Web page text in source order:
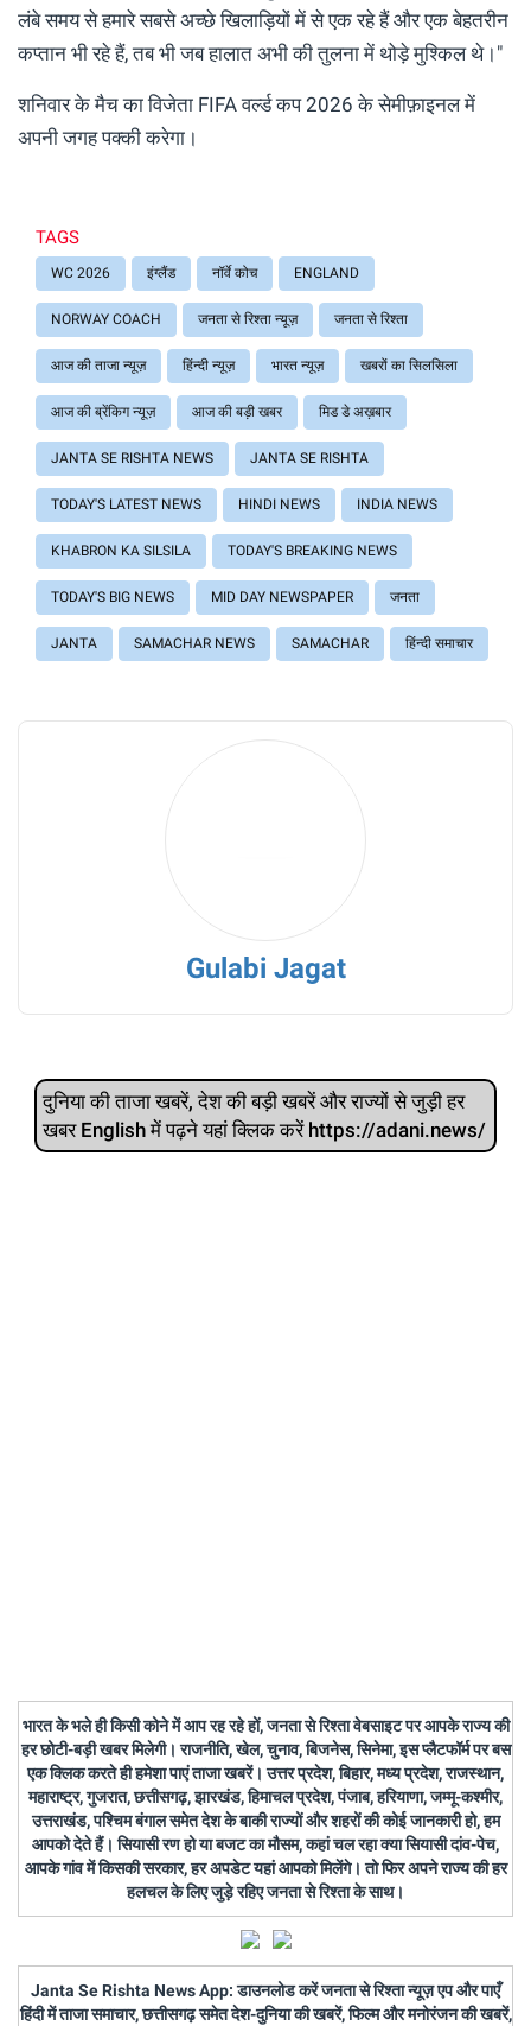
लंबे समय से हमारे सबसे अच्छे खिलाड़ियों में से एक रहे हैं और एक बेहतरीन
कप्तान भी रहे हैं, तब भी जब हालात अभी की तुलना में थोड़े मुश्किल थे।"
शनिवार के मैच का विजेता FIFA वर्ल्ड कप 2026 के सेमीफ़ाइनल में
अपनी जगह पक्की करेगा।
TAGS
WC 2026 इंग्लैंड नॉर्वे कोच ENGLAND
NORWAY COACH जनता से रिश्ता न्यूज़ जनता से रिश्ता
आज की ताजा न्यूज़ हिंन्दी न्यूज़ भारत न्यूज़ खबरों का सिलसिला
आज की ब्रेंकिग न्यूज़ आज की बड़ी खबर मिड डे अख़बार
JANTA SE RISHTA NEWS JANTA SE RISHTA
TODAY'S LATEST NEWS HINDI NEWS INDIA NEWS
KHABRON KA SILSILA TODAY'S BREAKING NEWS
TODAY'S BIG NEWS MID DAY NEWSPAPER जनता
JANTA SAMACHAR NEWS SAMACHAR हिंन्दी समाचार
Gulabi Jagat
दुनिया की ताजा खबरें, देश की बड़ी खबरें और राज्‍यों से जुड़ी हर
खबर English में पढ़ने यहां क्लिक करें https://adani.news/
भारत के भले ही किसी कोने में आप रह रहे हों, जनता से रिश्ता वेबसाइट पर आपके राज्य की
हर छोटी-बड़ी खबर मिलेगी। राजनीति, खेल, चुनाव, बिजनेस, सिनेमा, इस प्लैटफॉर्म पर बस
एक क्लिक करते ही हमेशा पाएं ताजा खबरें। उत्तर प्रदेश, बिहार, मध्य प्रदेश, राजस्थान,
महाराष्ट्र, गुजरात, छत्तीसगढ़, झारखंड, हिमाचल प्रदेश, पंजाब, हरियाणा, जम्मू-कश्मीर,
उत्तराखंड, पश्चिम बंगाल समेत देश के बाकी राज्यों और शहरों की कोई जानकारी हो, हम
आपको देते हैं। सियासी रण हो या बजट का मौसम, कहां चल रहा क्या सियासी दांव-पेच,
आपके गांव में किसकी सरकार, हर अपडेट यहां आपको मिलेंगे। तो फिर अपने राज्य की हर
हलचल के लिए जुड़े रहिए जनता से रिश्ता के साथ।
Janta Se Rishta News App: डाउनलोड करें जनता से रिश्ता न्यूज़ एप और पाएँ
हिंदी में ताजा समाचार, छत्तीसगढ़ समेत देश-दुनिया की खबरें, फिल्म और मनोरंजन की खबरें,